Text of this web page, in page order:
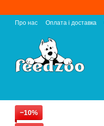
Про нас Оплата і доставка
−10%